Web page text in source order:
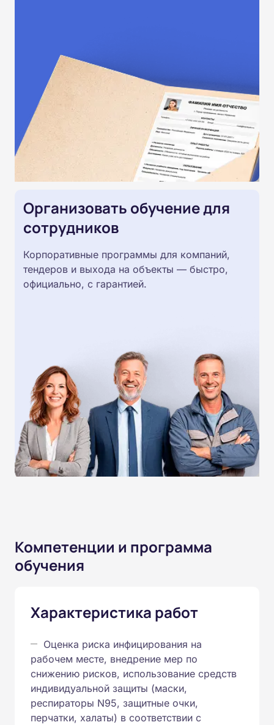
Организовать обучение для
сотрудников
Корпоративные программы для компаний,
тендеров и выхода на объекты — быстро,
официально, с гарантией.
Компетенции и программа
обучения
Характеристика работ
Оценка риска инфицирования на
рабочем месте, внедрение мер по
снижению рисков, использование средств
индивидуальной защиты (маски,
респираторы N95, защитные очки,
перчатки, халаты) в соответствии с